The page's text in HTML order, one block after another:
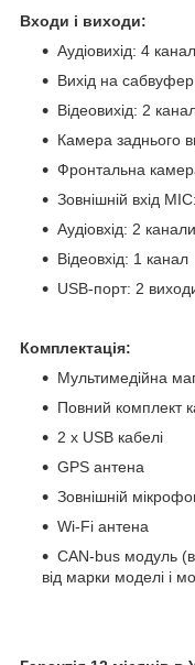
Входи і виходи:
Аудіовихід: 4
Вихід на
Відеовихід: 2
Камера заднього
Фронтальна
Зовнішній вхід
Аудіовхід: 2 канали
Відеовхід: 1 канал
USB-порт: 2
Комплектація:
Мультимедійна
Повний комплект
2 x USB кабелі
GPS антена
Зовнішній
Wi-Fi антена
CAN-bus модуль
від марки моделі і